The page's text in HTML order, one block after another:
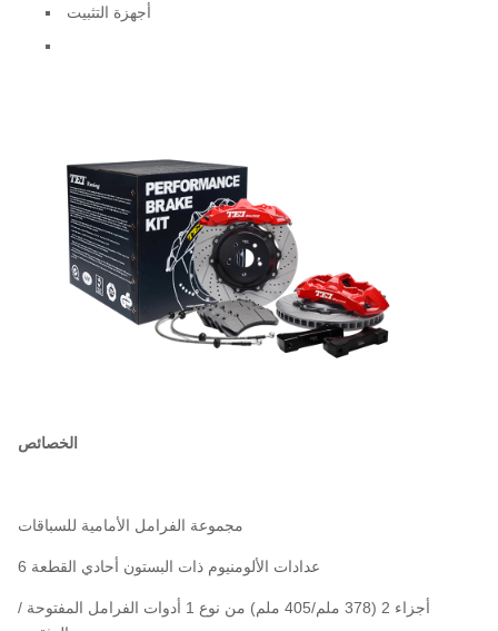
أجهزة التثبيت
الخصائص
مجموعة الفرامل الأمامية للسباقات
6 عدادات الألومنيوم ذات البستون أحادي القطعة
أجزاء 2 (378 ملم/405 ملم) من نوع 1 أدوات الفرامل المفتوحة /